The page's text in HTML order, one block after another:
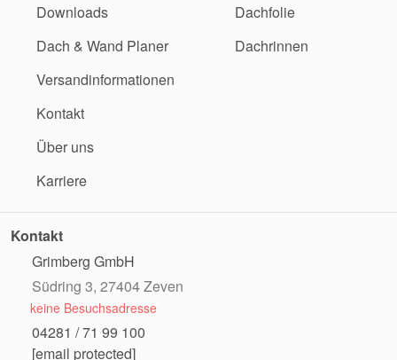
Downloads
Dach & Wand Planer
Versandinformationen
Kontakt
Über uns
Karriere
Dachfolie
Dachrinnen
Kontakt
Grimberg GmbH
Südring 3, 27404 Zeven
keine Besuchsadresse
04281 / 71 99 100
[email protected]